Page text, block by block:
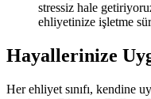
stressiz hale
ehliyetinize işletme
Hayallerinize
Her ehliyet sınıfı, kendine